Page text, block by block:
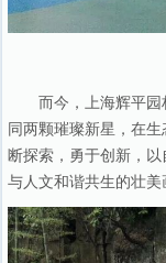
而今，上海辉平
同两颗璀璨新星，在
断探索，勇于创新，
与人文和谐共生的壮美